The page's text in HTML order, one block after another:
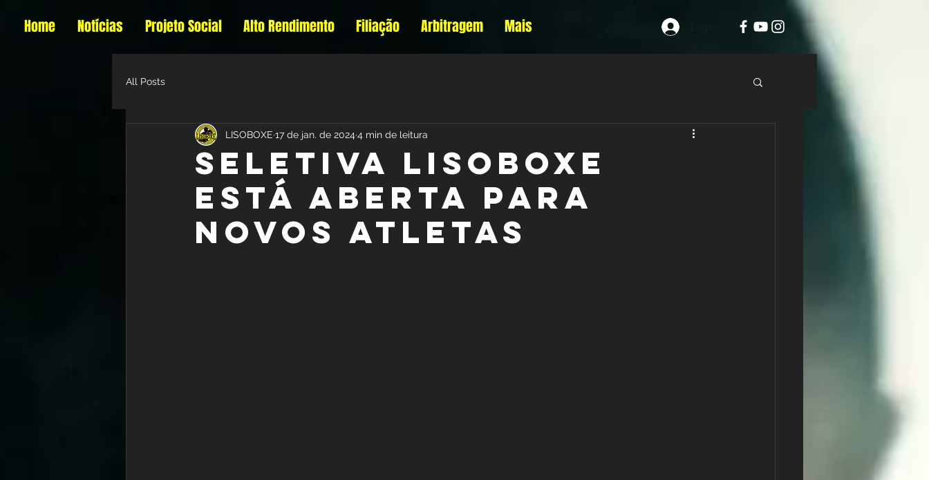
Home Notícias Projeto Social Alto Rendimento Filiação Arbitragem Mais Login
All Posts
Seletiva Lisoboxe
está aberta para
novos atletas
LISOBOXE 17 de jan. de 2024 4 min de leitura